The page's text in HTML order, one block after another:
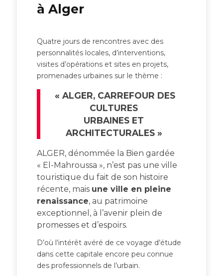
à Alger
Quatre jours de rencontres avec des
personnalités locales, d’interventions,
visites d’opérations et sites en projets,
promenades urbaines sur le thème :
« ALGER, CARREFOUR DES
CULTURES
URBAINES ET
ARCHITECTURALES »
ALGER, dénommée la Bien gardée
« El-Mahroussa », n’est pas une ville
touristique du fait de son histoire
récente, mais une ville en pleine
renaissance, au patrimoine
exceptionnel, à l’avenir plein de
promesses et d’espoirs.
D’où l’intérêt avéré de ce voyage d’étude
dans cette capitale encore peu connue
des professionnels de l’urbain.